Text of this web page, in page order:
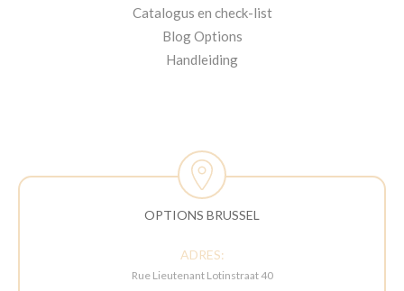
Catalogus en check-list
Blog Options
Handleiding
OPTIONS BRUSSEL
ADRES:
Rue Lieutenant Lotinstraat 40